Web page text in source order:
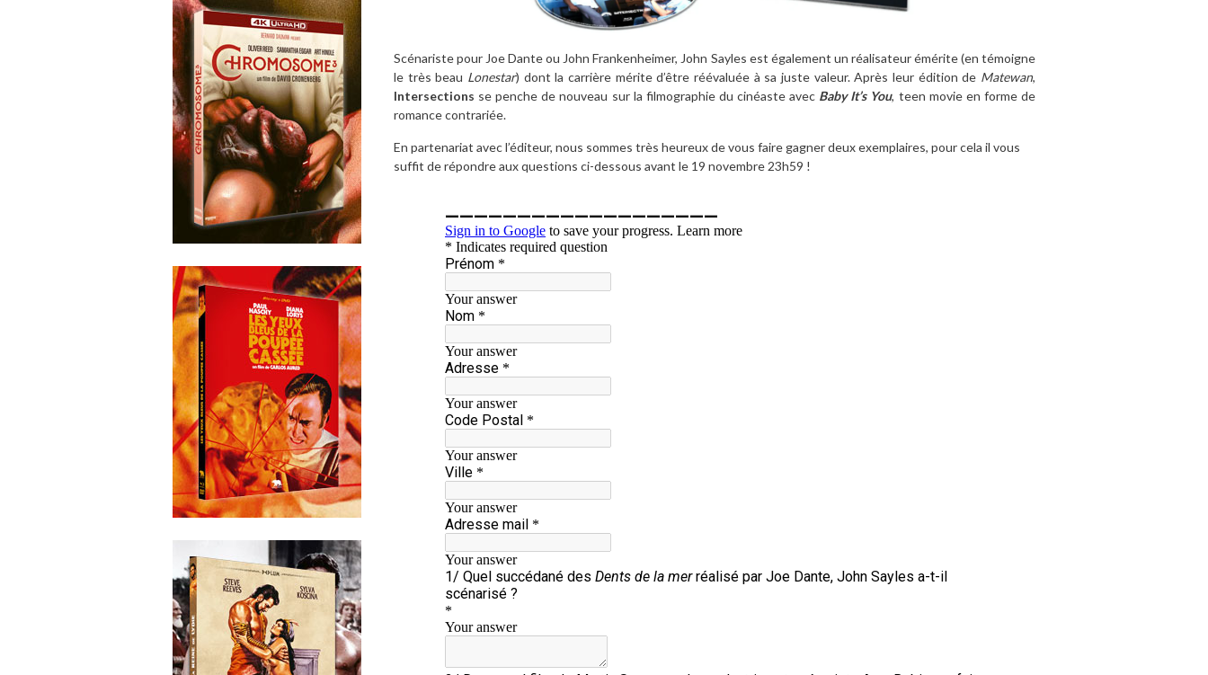
Scénariste pour Joe Dante ou John Frankenheimer, John Sayles est également un réalisateur émérite (en témoigne
le très beau Lonestar) dont la carrière mérite d’être réévaluée à sa juste valeur. Après leur édition de Matewan,
Intersections se penche de nouveau sur la filmographie du cinéaste avec Baby It’s You, teen movie en forme de
romance contrariée.
En partenariat avec l’éditeur, nous sommes très heureux de vous faire gagner deux exemplaires, pour cela il vous
suffit de répondre aux questions ci-dessous avant le 19 novembre 23h59 !